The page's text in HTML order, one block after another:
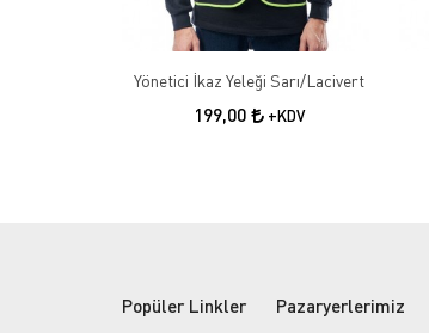
Yönetici İkaz Yeleği Sarı/Lacivert
199,00 +KDV
Popüler Linkler Pazaryerlerimiz